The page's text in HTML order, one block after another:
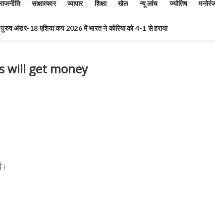
राजनीति साक्षात्कार व्यापार शिक्षा खेल न्यू लांच ज्योतिष
पुरुष अंडर-18 एशिया कप 2026 में भारत ने कोरिया को 4-1 से हराया
will get money